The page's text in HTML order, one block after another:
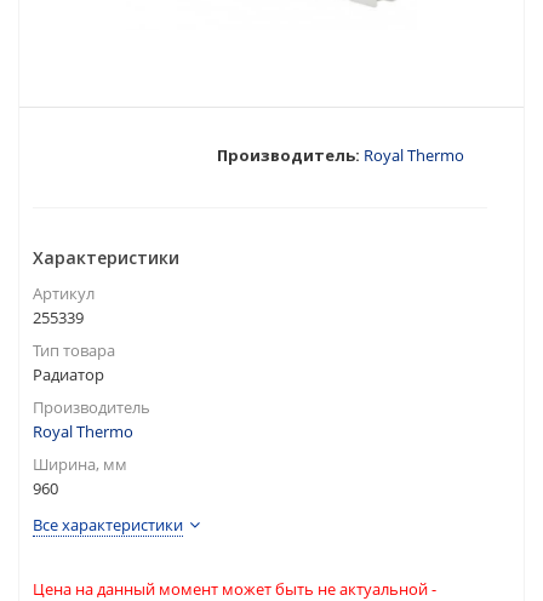
Производитель: Royal Thermo
Характеристики
Артикул
255339
Тип товара
Радиатор
Производитель
Royal Thermo
Ширина, мм
960
Все характеристики
Цена на данный момент может быть не актуальной -